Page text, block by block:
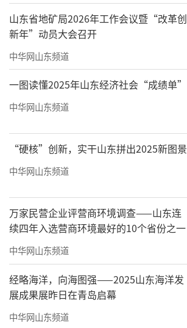
山东省地矿局2026年工作会议暨“改革创
新年”动员大会召开
中华网山东频道
一图读懂2025年山东经济社会“成绩单”
中华网山东频道
“硬核”创新，实干山东拼出2025新图景
中华网山东频道
万家民营企业评营商环境调查——山东连
续四年入选营商环境最好的10个省份之一
中华网山东频道
经略海洋，向海图强——2025山东海洋发
展成果展昨日在青岛启幕
中华网山东频道